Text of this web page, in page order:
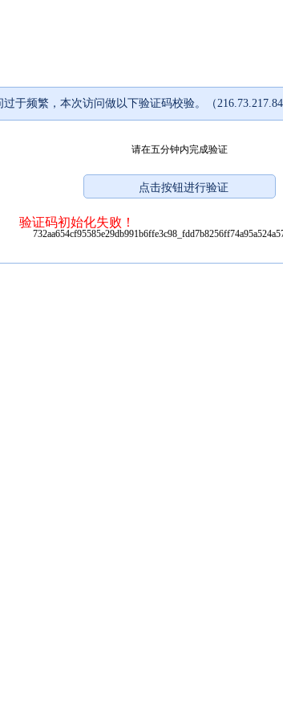
过于频繁，本次访问做以下验证码校验。（216.73.217.84
请在五分钟内完成验证
验证码初始化失败！